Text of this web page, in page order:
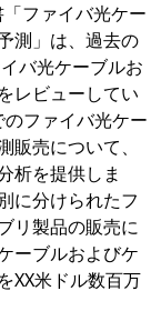
ファイバ光ケー
測」は、過去の
バ光ケーブルお
レビューしてい
ファイバ光ケー
売について、
析を提供しま
に分けられたフ
リ製品の販売に
ーブルおよびケ
XX米ドル数百万